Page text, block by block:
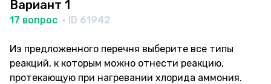
Вариант 1
17 вопрос · ID 61942
Из предложенного перечня выберите все типы
реакций, к которым можно отнести реакцию,
протекающую при нагревании хлорида аммония.